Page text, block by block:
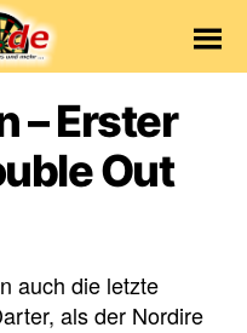
– Erster
Out
auch die letzte
als der Nordire